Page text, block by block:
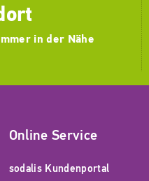
in der Nähe
Online Service
sodalis Kundenportal